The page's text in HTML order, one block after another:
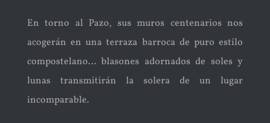
En torno al Pazo, sus muros centenarios nos
acogerán en una terraza barroca de puro estilo
compostelano… blasones adornados de soles y
lunas transmitirán la solera de un lugar
incomparable.